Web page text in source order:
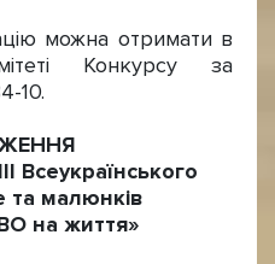
можна отримати в
Конкурсу за
10.
Всеукраїнського
та малюнків
на життя»